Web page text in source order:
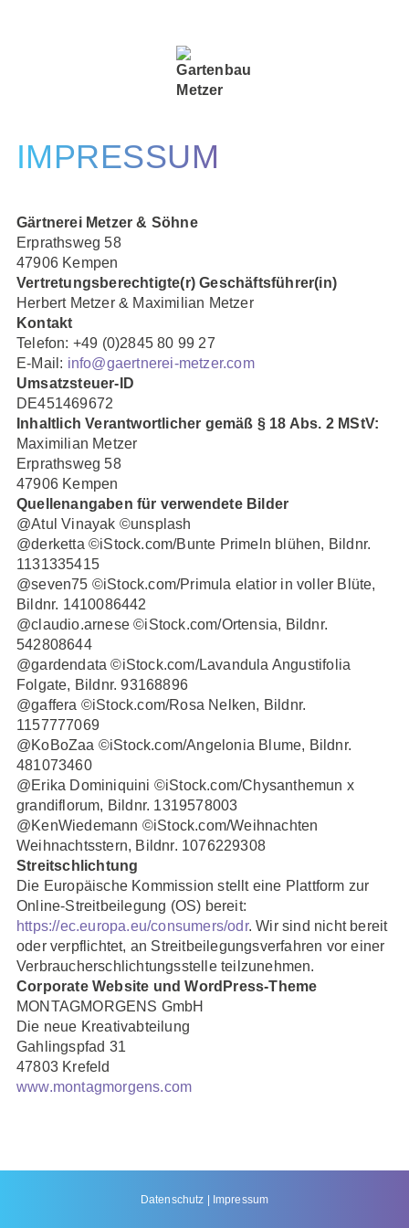
IMPRESSUM
Gärtnerei Metzer & Söhne
Erprathsweg 58
47906 Kempen
Vertretungsberechtigte(r) Geschäftsführer(in)
Herbert Metzer & Maximilian Metzer
Kontakt
Telefon: +49 (0)2845 80 99 27
E-Mail: info@gaertnerei-metzer.com
Umsatzsteuer-ID
DE451469672
Inhaltlich Verantwortlicher gemäß § 18 Abs. 2 MStV:
Maximilian Metzer
Erprathsweg 58
47906 Kempen
Quellenangaben für verwendete Bilder
@Atul Vinayak ©unsplash
@derketta ©iStock.com/Bunte Primeln blühen, Bildnr.
1131335415
@seven75 ©iStock.com/Primula elatior in voller Blüte,
Bildnr. 1410086442
@claudio.arnese ©iStock.com/Ortensia, Bildnr.
542808644
@gardendata ©iStock.com/Lavandula Angustifolia
Folgate, Bildnr. 93168896
@gaffera ©iStock.com/Rosa Nelken, Bildnr.
1157777069
@KoBoZaa ©iStock.com/Angelonia Blume, Bildnr.
481073460
@Erika Dominiquini ©iStock.com/Chysanthemun x
grandiflorum, Bildnr. 1319578003
@KenWiedemann ©iStock.com/Weihnachten
Weihnachtsstern, Bildnr. 1076229308
Streitschlichtung
Die Europäische Kommission stellt eine Plattform zur
Online-Streitbeilegung (OS) bereit:
https://ec.europa.eu/consumers/odr. Wir sind nicht bereit
oder verpflichtet, an Streitbeilegungsverfahren vor einer
Verbraucherschlichtungsstelle teilzunehmen.
Corporate Website und WordPress-Theme
MONTAGMORGENS GmbH
Die neue Kreativabteilung
Gahlingspfad 31
47803 Krefeld
www.montagmorgens.com
Datenschutz Impressum